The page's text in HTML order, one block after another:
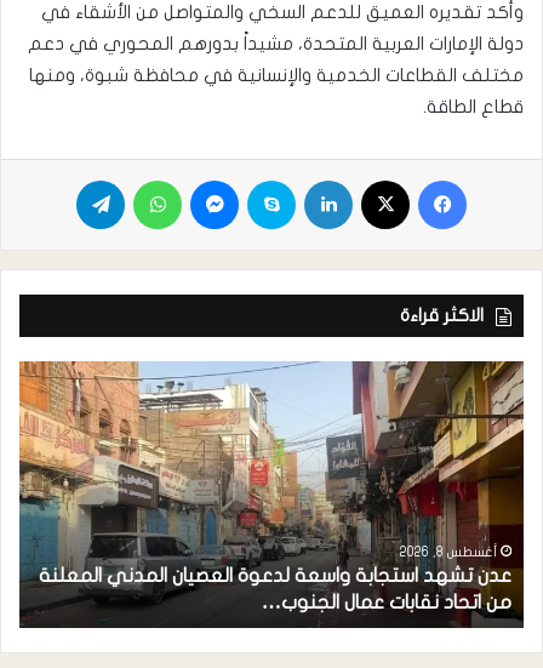
وأكد تقديره العميق للدعم السخي والمتواصل من الأشقاء في
دولة الإمارات العربية المتحدة، مشيداً بدورهم المحوري في دعم
مختلف القطاعات الخدمية والإنسانية في محافظة شبوة، ومنها
قطاع الطاقة.
الاكثر قراءة
أغسطس 8, 2026
عدن تشهد استجابة واسعة لدعوة العصيان المدني المعلنة
من اتحاد نقابات عمال الجنوب…